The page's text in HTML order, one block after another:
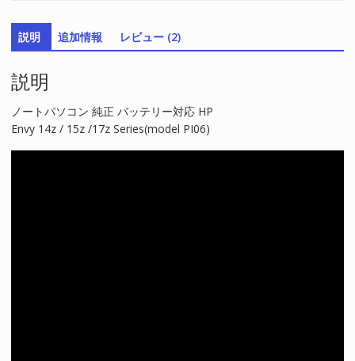
テ
リ
ー
応
HP
Envy 14z / 15z /17z Series(model
PI06)
説明 追加情報 レビュー (2)
説明
ノートパソコン 純正 バッテリー対応 HP
Envy 14z / 15z /17z Series(model PI06)